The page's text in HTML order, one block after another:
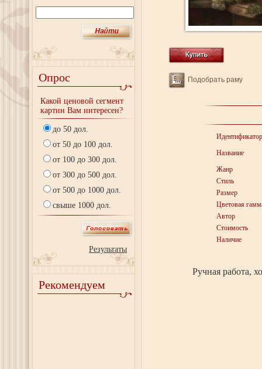
Опрос
Какой ценовой сегмент
картин Вам интересен?
до 50 дол.
от 50 до 100 дол.
от 100 до 300 дол.
от 300 до 500 дол.
от 500 до 1000 дол.
свыше 1000 дол.
Результаты
Рекомендуем
Подобрать раму
Идентификатор
Название
Жанр
Стиль
Размер
Цветовая
Автор
Стоимость
Наличие
Ручная работа,